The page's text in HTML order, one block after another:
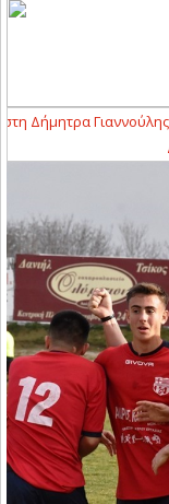
Γιαννούλης ο